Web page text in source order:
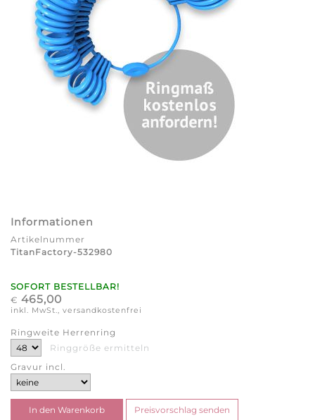
Informationen
Artikelnummer
TitanFactory-532980
SOFORT BESTELLBAR!
€ 465,00
inkl. MwSt., versandkostenfrei
Ringweite Herrenring
Ringgröße ermitteln
Gravur incl.